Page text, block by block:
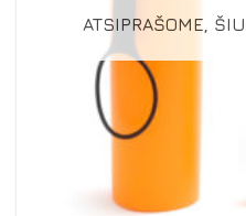
ATSIPRAŠOME,